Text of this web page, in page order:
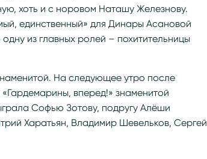
хоть и с норовом Наташу Железнову.
единственный» для Динары Асановой
из главных ролей – похитительницы
На следующее утро после
вперед!» знаменитой
Софью Зотову, подругу Алёши
Харатьян, Владимир Шевельков, Сергей